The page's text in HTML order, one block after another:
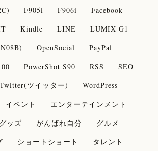
F905i F906i
Facebook
Kindle LINE
LUMIX G1
OpenSocial
PayPal
PowerShot S90 RSS
SEO
Twitter(ツイッター)
WordPress
イベント
エンターテインメント
ッズ
がんばれ自分
グルメ
ショートショート
タレント